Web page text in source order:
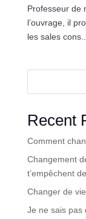
Professeur de
l’ouvrage, il
les sales cons....
Recent
Comment
Changement
t’empêchent
Changer de
Je ne sais pas